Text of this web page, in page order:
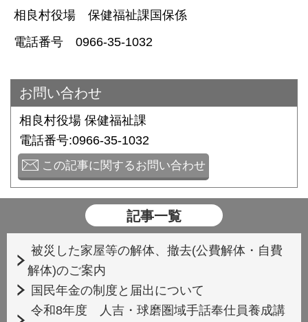
相良村役場 保健福祉課国保係
電話番号 0966-35-1032
お問い合わせ
相良村役場 保健福祉課
電話番号:0966-35-1032
この記事に関するお問い合わせ
記事一覧
被災した家屋等の解体、撤去(公費解体・自費
解体)のご案内
国民年金の制度と届出について
令和8年度 人吉・球磨圏域手話奉仕員養成講